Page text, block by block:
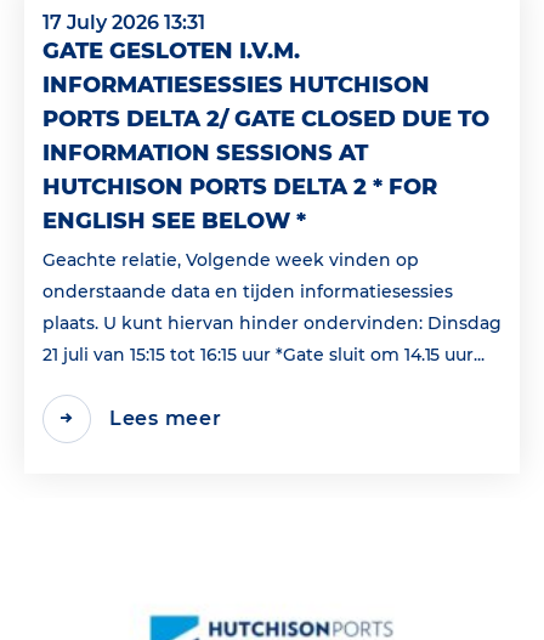
17 July 2026 13:31
GATE GESLOTEN I.V.M.
INFORMATIESESSIES HUTCHISON
PORTS DELTA 2/ GATE CLOSED DUE TO
INFORMATION SESSIONS AT
HUTCHISON PORTS DELTA 2 * FOR
ENGLISH SEE BELOW *
Geachte relatie, Volgende week vinden op
onderstaande data en tijden informatiesessies
plaats. U kunt hiervan hinder ondervinden: Dinsdag
21 juli van 15:15 tot 16:15 uur *Gate sluit om 14.15 uur...
Lees meer